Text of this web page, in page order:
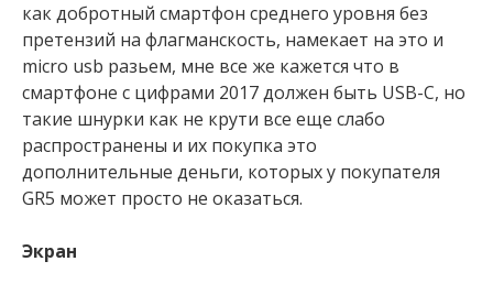
как добротный смартфон среднего уровня без
претензий на флагманскость, намекает на это и
micro usb разьем, мне все же кажется что в
смартфоне с цифрами 2017 должен быть USB-C, но
такие шнурки как не крути все еще слабо
распространены и их покупка это
дополнительные деньги, которых у покупателя
GR5 может просто не оказаться.
Экран